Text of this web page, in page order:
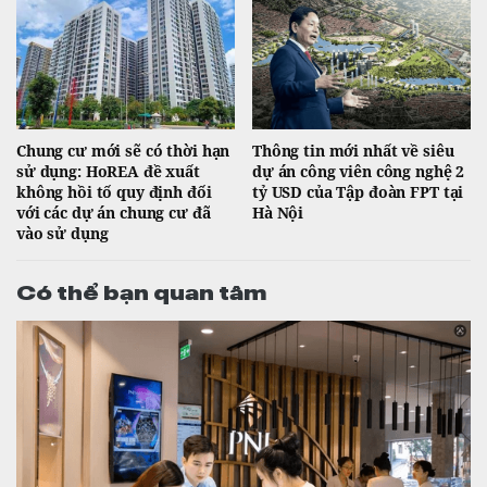
Chung cư mới sẽ có thời hạn
sử dụng: HoREA đề xuất
không hồi tố quy định đối
với các dự án chung cư đã
vào sử dụng
Thông tin mới nhất về siêu
dự án công viên công nghệ 2
tỷ USD của Tập đoàn FPT tại
Hà Nội
Có thể bạn quan tâm